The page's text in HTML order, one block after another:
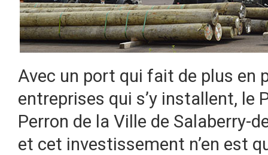
Avec un port qui fait de plus en
entreprises qui s’y installent, le
Perron de la Ville de Salaberry-
et cet investissement n’en est